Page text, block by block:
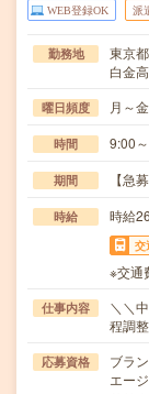
WEB登録OK 派
勤務地
東京
白金
曜日頻度 月～金
時間 9:00
期間 【急
時給 時給
交
※交通
仕事内容
＼＼
程調
応募資格
ブラ
エー